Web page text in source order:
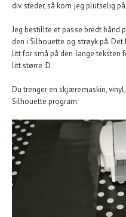
div. steder, så kom jeg plutselig
Jeg bestillte et passe bredt bånd
den i Silhouette og strøyk på.
litt for små på den lange teksten
litt større :D
Du trenger en skjæremaskin,
Silhouette program: